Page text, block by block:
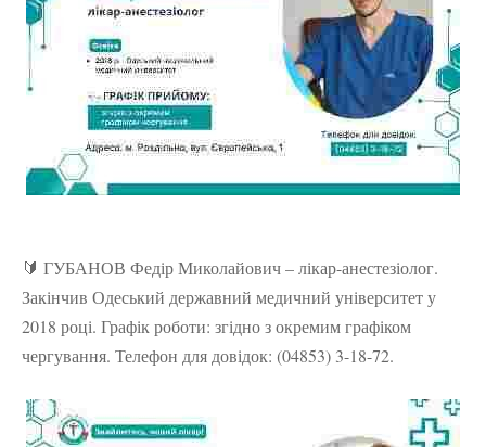
🔰 ГУБАНОВ Федір Миколайович – лікар-анестезіолог.
Закінчив Одеський державний медичний університет у
2018 році. Графік роботи: згідно з окремим графіком
чергування. Телефон для довідок: (04853) 3-18-72.